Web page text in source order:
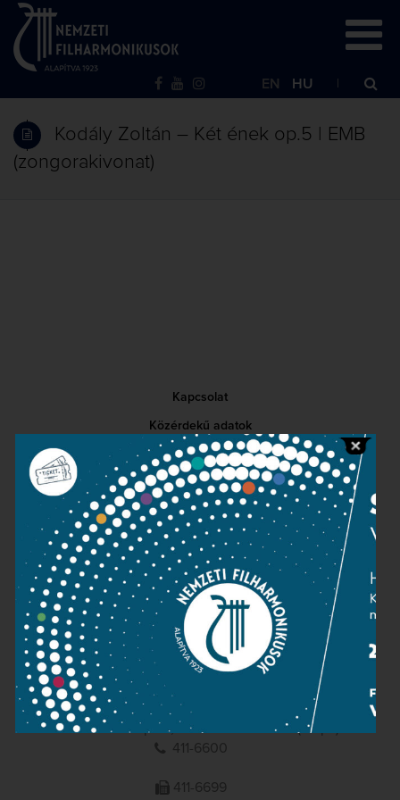
EN HU
Kodály Zoltán – Két ének op.5 | EMB
(zongorakivonat)
Kapcsolat
Közérdekű adatok
Sajtószoba
Adatvédelem
Impresszum
NEMZETI
FILHARMONIKUSOK
1095 Budapest, Komor Marcell u. 1. (Müpa)
411-6600
411-6699